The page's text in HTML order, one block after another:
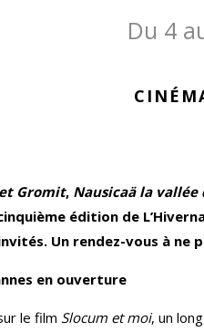
Du 4
Gromit, Nausicaä la vallée
édition de
Un rendez-vous à ne
en ouverture
le film Slocum et moi, un